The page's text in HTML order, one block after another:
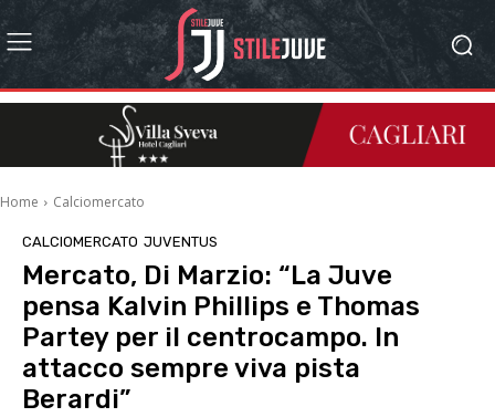
Home Calciomercato
CALCIOMERCATO JUVENTUS
Mercato, Di Marzio: “La Juve
pensa Kalvin Phillips e Thomas
Partey per il centrocampo. In
attacco sempre viva pista
Berardi”